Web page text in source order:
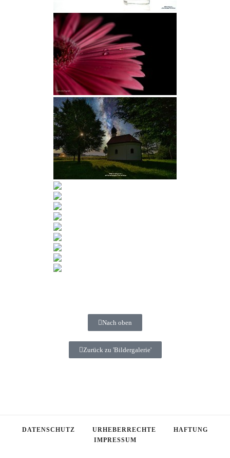
Nach oben
Zurück zu 'Bildergalerie'
DATENSCHUTZ URHEBERRECHTE
HAFTUNG
IMPRESSUM